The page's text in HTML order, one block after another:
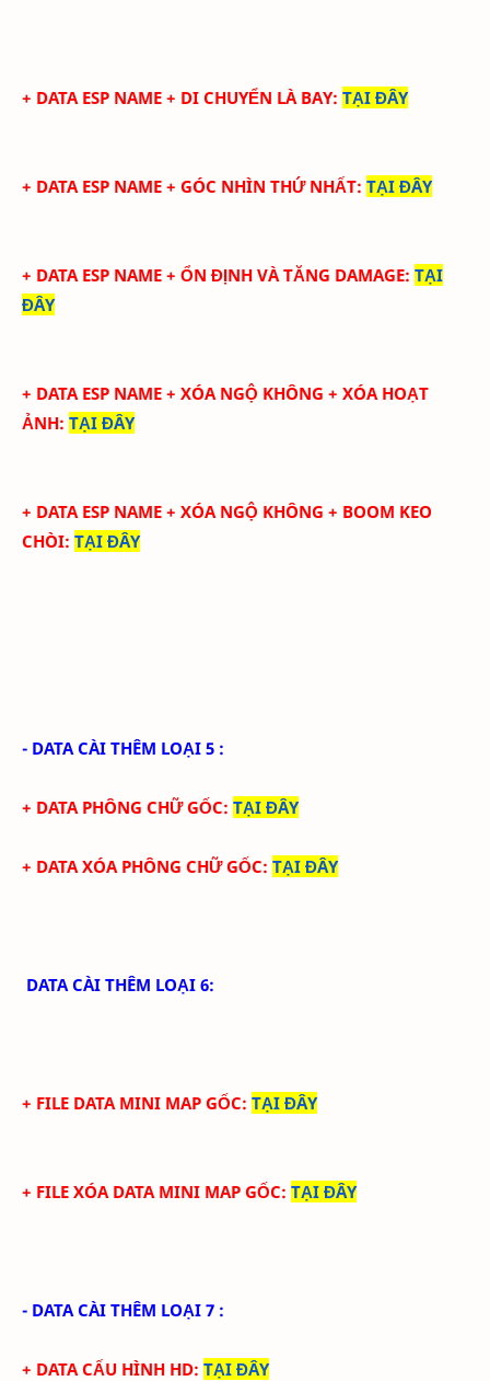
+ DATA ESP NAME + DI CHUYỂN LÀ BAY: TẠI ĐÂY
+ DATA ESP NAME + GÓC NHÌN THỨ NHẤT: TẠI ĐÂY
+ DATA ESP NAME + ỔN ĐỊNH VÀ TĂNG DAMAGE: TẠI
ĐÂY
+ DATA ESP NAME + XÓA NGỘ KHÔNG + XÓA HOẠT
ẢNH: TẠI ĐÂY
+ DATA ESP NAME + XÓA NGỘ KHÔNG + BOOM KEO
CHÒI: TẠI ĐÂY
- DATA CÀI THÊM LOẠI 5 :
+ DATA PHÔNG CHỮ GỐC: TẠI ĐÂY
+ DATA XÓA PHÔNG CHỮ GỐC: TẠI ĐÂY
DATA CÀI THÊM LOẠI 6:
+ FILE DATA MINI MAP GỐC: TẠI ĐÂY
+ FILE XÓA DATA MINI MAP GỐC: TẠI ĐÂY
- DATA CÀI THÊM LOẠI 7 :
+ DATA CẤU HÌNH HD: TẠI ĐÂY